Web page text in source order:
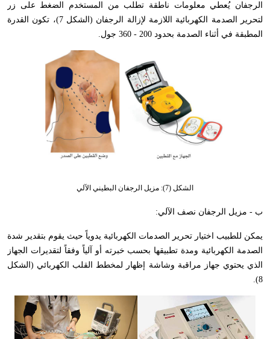
الرجفان يُعطي معلومات ناطقة تطلب من المستخدم الضغط على زر
لتحرير الصدمة الكهربائية اللازمة لإزالة الرجفان (الشكل 7)
، تكون القدرة
المطبقة في أثناء الصدمة بحدود 200 - 360 جول.
الشكل (7): مزيل الرجفان البطيني الآلي
ب - مزيل الرجفان نصف الآلي:
يمكن للطبيب اختيار تحرير الصدمات الكهربائية يدوياً حيث يقوم بتقدير شدة
الصدمة الكهربائية ومدة تطبيقها بحسب خبرته أو آلياً وفقاً لتقديرات الجهاز
الذي يحتوي جهاز مراقبة وشاشة إظهار لمخطط القلب الكهربائي (الشكل
8).